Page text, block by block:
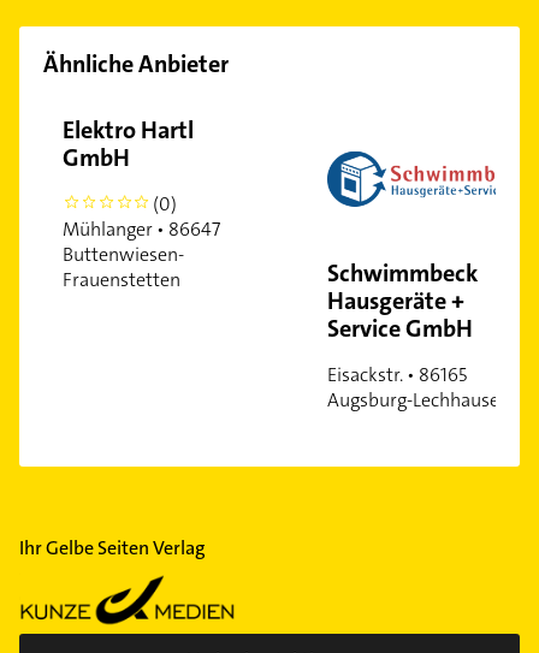
Ähnliche Anbieter
Elektro Hartl
GmbH
0
(0)
Mühlanger • 86647
Buttenwiesen-
Frauenstetten
Schwimmbeck
Hausgeräte +
Service GmbH
Eisackstr. • 86165
Augsburg-Lechhausen
Ihr Gelbe Seiten Verlag